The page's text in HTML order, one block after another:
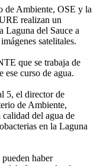
de Ambiente, OSE y la
realizan un
Laguna del Sauce a
satelitales.
que se trabaja de
ese curso de agua.
5, el director de
de Ambiente,
del agua de
en la Laguna
haber